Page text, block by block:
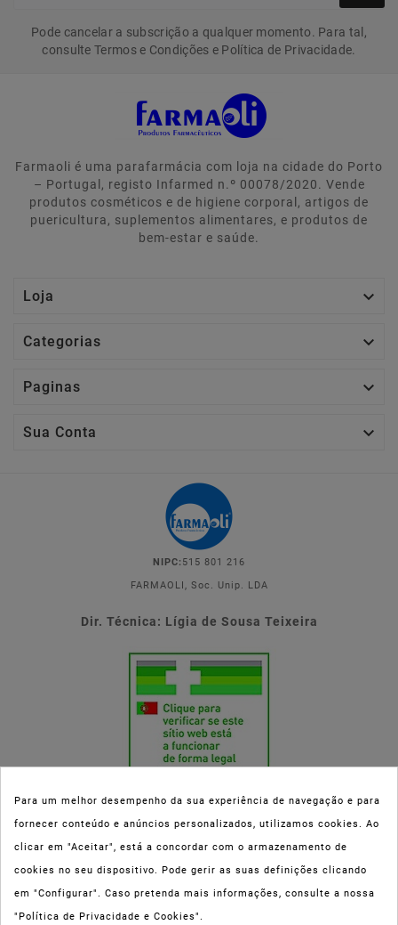
Pode cancelar a subscrição a qualquer momento. Para tal,
consulte Termos e Condições e Política de Privacidade.
Farmaoli é uma parafarmácia com loja na cidade do Porto
– Portugal, registo Infarmed n.º 00078/2020. Vende
produtos cosméticos e de higiene corporal, artigos de
puericultura, suplementos alimentares, e produtos de
bem-estar e saúde.
Loja 
Categorias 
Paginas 
Sua Conta 
NIPC: 515 801 216
FARMAOLI, Soc. Unip. LDA
Dir. Técnica: Lígia de Sousa Teixeira
Esta parafarmácia (Farmaoli) encontra-se autorizada pelo INFARMED
(registo nº 00078/2020) para a dispensa de Medicamentos Não
Sujeitos a Receita Médica (MNSRM) e produtos de saúde e bem-estar
ao domicílio e através da internet. Os Medicamentos Não Sujeitos a
Para um melhor desempenho da sua experiência de navegação e para
fornecer conteúdo e anúncios personalizados, utilizamos cookies. Ao
clicar em "Aceitar", está a concordar com o armazenamento de
cookies no seu dispositivo. Pode gerir as suas definições clicando
em "Configurar". Caso pretenda mais informações, consulte a nossa
"Política de Privacidade e Cookies".